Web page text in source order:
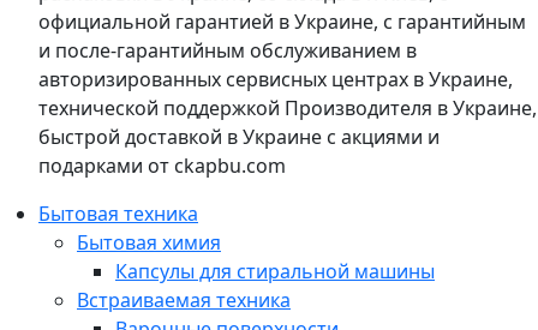
официальной гарантией в Украине, с гарантийным
и после-гарантийным обслуживанием в
авторизированных сервисных центрах в Украине,
технической поддержкой Производителя в Украине,
быстрой доставкой в Украине с акциями и
подарками от ckapbu.com
Бытовая техника
Бытовая химия
Капсулы для стиральной машины
Встраиваемая техника